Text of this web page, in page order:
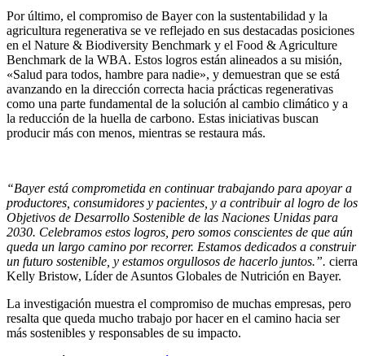
Por último, el compromiso de Bayer con la sustentabilidad y la
agricultura regenerativa se ve reflejado en sus destacadas posiciones
en el Nature & Biodiversity Benchmark y el Food & Agriculture
Benchmark de la WBA. Estos logros están alineados a su misión,
«Salud para todos, hambre para nadie», y demuestran que se está
avanzando en la dirección correcta hacia prácticas regenerativas
como una parte fundamental de la solución al cambio climático y a
la reducción de la huella de carbono. Estas iniciativas buscan
producir más con menos, mientras se restaura más.
“Bayer está comprometida en continuar trabajando para apoyar a
productores, consumidores y pacientes, y a contribuir al logro de los
Objetivos de Desarrollo Sostenible de las Naciones Unidas para
2030. Celebramos estos logros, pero somos conscientes de que aún
queda un largo camino por recorrer. Estamos dedicados a construir
un futuro sostenible, y estamos orgullosos de hacerlo juntos.”. cierra
Kelly Bristow, Líder de Asuntos Globales de Nutrición en Bayer.
La investigación muestra el compromiso de muchas empresas, pero
resalta que queda mucho trabajo por hacer en el camino hacia ser
más sostenibles y responsables de su impacto.